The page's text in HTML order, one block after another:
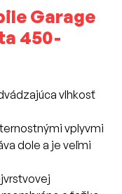
Garage
450-
vlhkosť
vplyvmi
dole a je veľmi